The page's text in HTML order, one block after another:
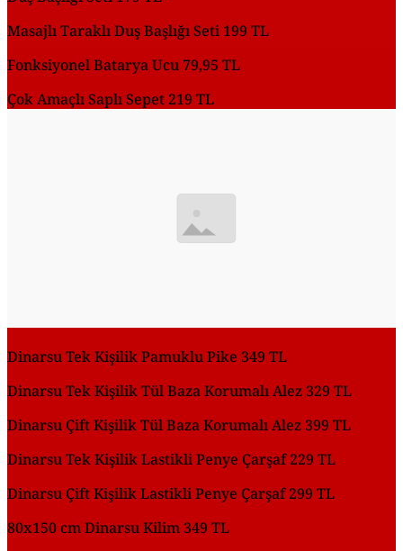
Masajlı Taraklı Duş Başlığı Seti 199 TL
Fonksiyonel Batarya Ucu 79,95 TL
Çok Amaçlı Saplı Sepet 219 TL
Dinarsu Tek Kişilik Pamuklu Pike 349 TL
Dinarsu Tek Kişilik Tül Baza Korumalı Alez 329 TL
Dinarsu Çift Kişilik Tül Baza Korumalı Alez 399 TL
Dinarsu Tek Kişilik Lastikli Penye Çarşaf 229 TL
Dinarsu Çift Kişilik Lastikli Penye Çarşaf 299 TL
80x150 cm Dinarsu Kilim 349 TL